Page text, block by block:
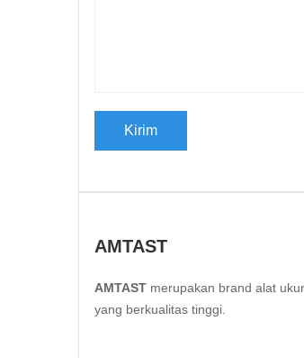
AMTAST
AMTAST merupakan brand alat
yang berkualitas tinggi.